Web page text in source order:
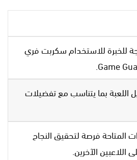
للخبرة للاستخدام سكربت فري
اللعبة بما يتناسب مع تفضيلات
المتاحة فرصة لتحقيق النجاح
اللاعبين الآخرين.